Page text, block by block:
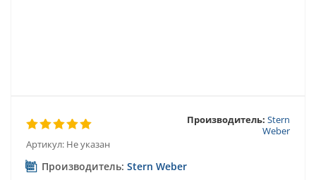
Артикул: Не указан
Производитель: Stern
Weber
Производитель: Stern Weber